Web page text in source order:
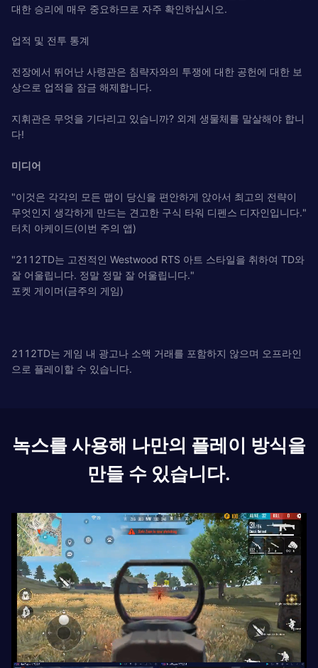
대한 승리에 매우 중요하므로 자주 확인하십시오.
업적 및 전투 통계
전장에서 뛰어난 사령관은 침략자와의 투쟁에 대한 공헌에 대한 보
상으로 업적을 잠금 해제합니다.
지휘관은 무엇을 기다리고 있습니까? 외계 생물체를 말살해야 합니
다!
미디어
"이것은 각각의 모든 맵이 당신을 편안하게 앉아서 최고의 전략이
무엇인지 생각하게 만드는 견고한 구식 타워 디펜스 디자인입니다."
터치 아케이드(이번 주의 앱)
"2112TD는 고전적인 Westwood RTS 아트 스타일을 취하여 TD와
잘 어울립니다. 정말 정말 잘 어울립니다."
포켓 게이머(금주의 게임)
2112TD는 게임 내 광고나 소액 거래를 포함하지 않으며 오프라인
으로 플레이할 수 있습니다.
녹스를 사용해 나만의 플레이 방식을
만들 수 있습니다.